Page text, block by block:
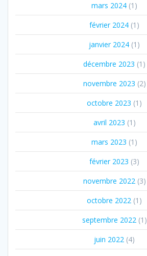
mars 2024 (1)
février 2024 (1)
janvier 2024 (1)
décembre 2023 (1)
novembre 2023 (2)
octobre 2023 (1)
avril 2023 (1)
mars 2023 (1)
février 2023 (3)
novembre 2022(3)
octobre 2022 (1)
septembre 2022(1)
juin 2022 (4)